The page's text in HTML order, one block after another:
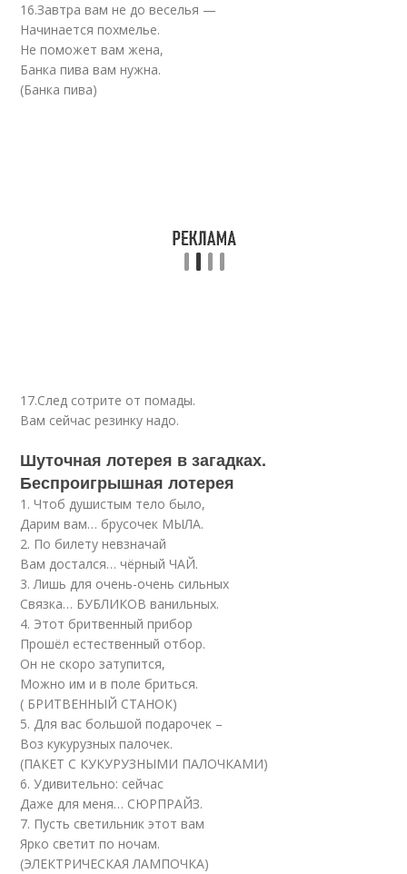
16.Завтра вам не до веселья —
Начинается похмелье.
Не поможет вам жена,
Банка пива вам нужна.
(Банка пива)
17.След сотрите от помады.
Вам сейчас резинку надо.
Шуточная лотерея в загадках.
Беспроигрышная лотерея
1. Чтоб душистым тело было,
Дарим вам… брусочек МЫЛА.
2. По билету невзначай
Вам достался… чёрный ЧАЙ.
3. Лишь для очень-очень сильных
Связка… БУБЛИКОВ ванильных.
4. Этот бритвенный прибор
Прошёл естественный отбор.
Он не скоро затупится,
Можно им и в поле бриться.
( БРИТВЕННЫЙ СТАНОК)
5. Для вас большой подарочек –
Воз кукурузных палочек.
(ПАКЕТ С КУКУРУЗНЫМИ ПАЛОЧКАМИ)
6. Удивительно: сейчас
Даже для меня… СЮРПРАЙЗ.
7. Пусть светильник этот вам
Ярко светит по ночам.
(ЭЛЕКТРИЧЕСКАЯ ЛАМПОЧКА)